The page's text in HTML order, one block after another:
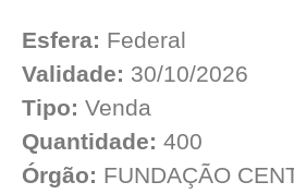
Esfera: Federal
Validade: 30/10/2026
Tipo: Venda
Quantidade: 400
Órgão: FUNDAÇÃO